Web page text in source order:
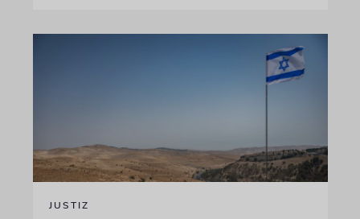
JUSTIZ